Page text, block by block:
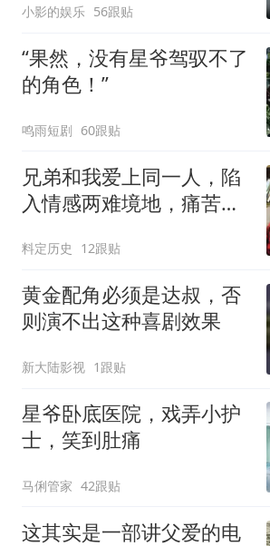
小影的娱乐 56跟贴
“果然，没有星爷驾驭不了
的角色！”
鸣雨短剧 60跟贴
兄弟和我爱上同一人，陷
入情感两难境地，痛苦滋
料定历史 12跟贴
黄金配角必须是达叔，否
则演不出这种喜剧效果
新大陆影视 1跟贴
星爷卧底医院，戏弄小护
士，笑到肚痛
马俐管家 42跟贴
这其实是一部讲父爱的电